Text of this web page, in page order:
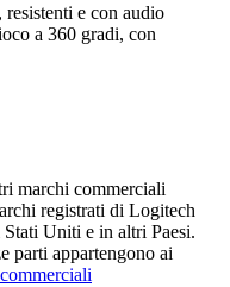
e con audio
a 360 gradi, con
marchi commerciali
registrati di Logitech
Uniti e in altri Paesi.
parti appartengono ai